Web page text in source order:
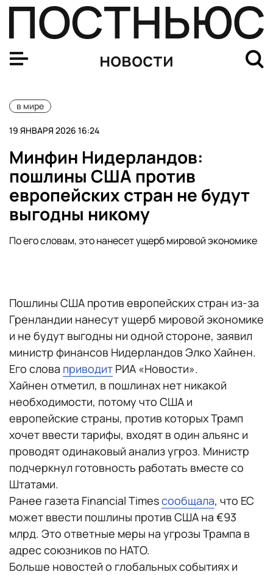
новости
в мире
19 ЯНВАРЯ 2026 16:24
Минфин Нидерландов:
пошлины США против
европейских стран не будут
выгодны никому
По его словам, это нанесет ущерб мировой экономике
Пошлины США против европейских стран из-за
Гренландии нанесут ущерб мировой экономике
и не будут выгодны ни одной стороне, заявил
министр финансов Нидерландов Элко Хайнен.
Его слова приводит РИА «Новости».
Хайнен отметил, в пошлинах нет никакой
необходимости, потому что США и
европейские страны, против которых Трамп
хочет ввести тарифы, входят в один альянс и
проводят одинаковый анализ угроз. Министр
подчеркнул готовность работать вместе со
Штатами.
Ранее газета Financial Timesсообщала, что ЕС
может ввести пошлины против США на €93
млрд. Это ответные меры на угрозы Трампа в
адрес союзников по НАТО.
Больше новостей о глобальных событиях и
Политолог Газарян: Россия была бы заинтересована в